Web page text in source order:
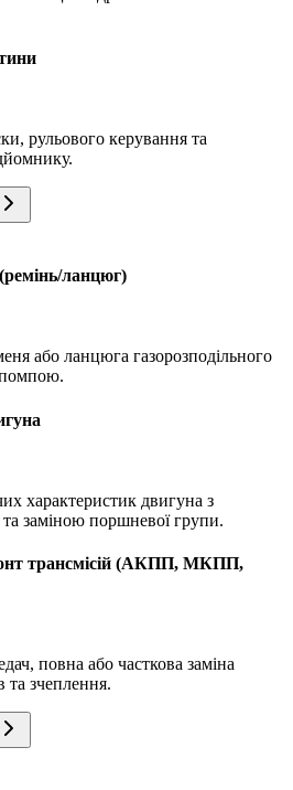
рульового керування та
ланцюг)
або ланцюга газорозподільного
помпою.
характеристик двигуна з
заміною поршневої групи.
трансмісій (АКПП, МКПП,
повна або часткова заміна
та зчеплення.